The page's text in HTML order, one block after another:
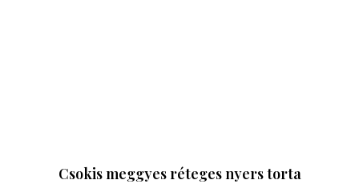
Csokis meggyes réteges nyers torta